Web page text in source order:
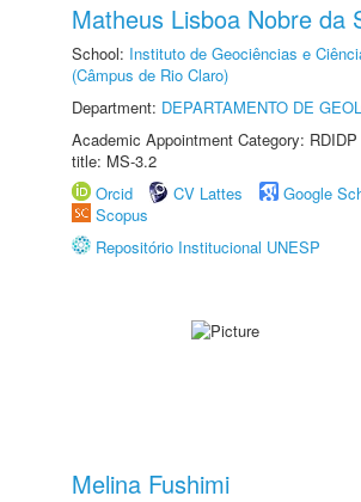
Matheus Lisboa Nobre da
School: Instituto de Geociências e
(Câmpus de Rio Claro)
Department: DEPARTAMENTO DE
Academic Appointment Category:
title: MS-3.2
Orcid
CV Lattes
Google
Scopus
Repositório Institucional UNESP
Melina Fushimi